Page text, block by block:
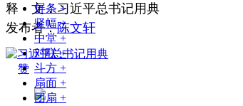
释
文：习近平总书记用典
发布者：陈文轩
赞
屏条+
竖幅+
中堂+
对联+
斗方 +
扇面 +
团扇 +